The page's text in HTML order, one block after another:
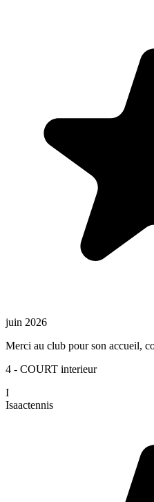
juin 2026
Merci au club pour son accueil,
4 - COURT interieur
I
Isaactennis